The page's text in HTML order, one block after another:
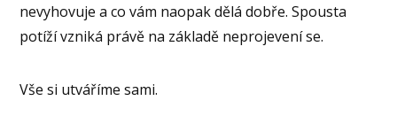
nevyhovuje a co vám naopak dělá dobře. Spousta
potíží vzniká právě na základě neprojevení se.
Vše si utváříme sami.